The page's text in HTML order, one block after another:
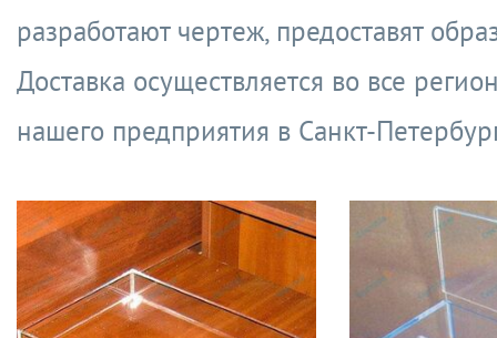
разработают чертеж, предоставят
Доставка осуществляется во все
нашего предприятия в Санкт-